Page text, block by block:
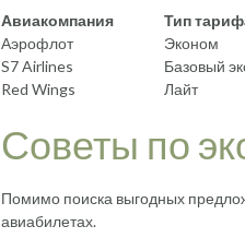
Авиакомпания Тип
Аэрофлот
Эконом
S7 Airlines
Базовый
Red Wings
Лайт
Советы по
Помимо поиска выгодных
авиабилетах.